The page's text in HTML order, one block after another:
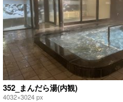
352_まんだら湯(内観)
4032×3024 px